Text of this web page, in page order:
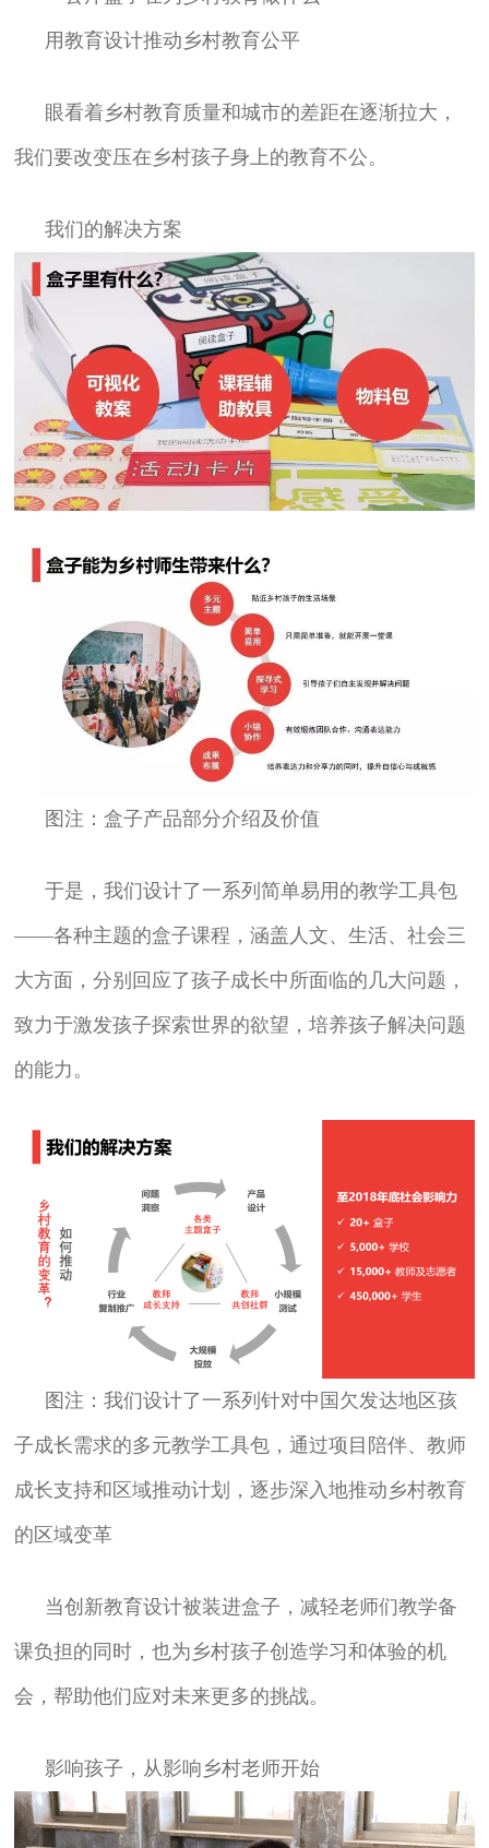
用教育设计推动乡村教育公平
眼看着乡村教育质量和城市的差距在逐渐拉大，
我们要改变压在乡村孩子身上的教育不公。
我们的解决方案
图注：盒子产品部分介绍及价值
于是，我们设计了一系列简单易用的教学工具包
——各种主题的盒子课程，涵盖人文、生活、社会三
大方面，分别回应了孩子成长中所面临的几大问题，
致力于激发孩子探索世界的欲望，培养孩子解决问题
的能力。
图注：我们设计了一系列针对中国欠发达地区孩
子成长需求的多元教学工具包，通过项目陪伴、教师
成长支持和区域推动计划，逐步深入地推动乡村教育
的区域变革
当创新教育设计被装进盒子，减轻老师们教学备
课负担的同时，也为乡村孩子创造学习和体验的机
会，帮助他们应对未来更多的挑战。
影响孩子，从影响乡村老师开始